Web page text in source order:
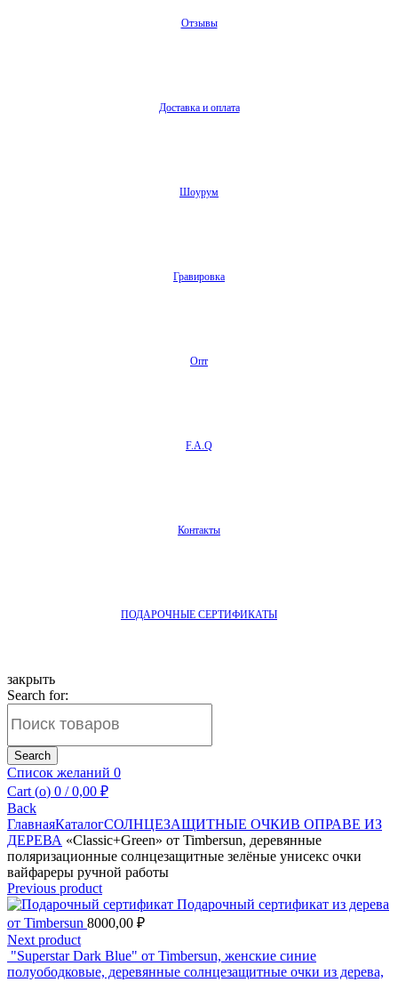
Отзывы
Доставка и оплата
Шоурум
Гравировка
Опт
F.A.Q
Контакты
ПОДАРОЧНЫЕ СЕРТИФИКАТЫ
закрыть
Search for:
Search
Список желаний 0
Cart (o) 0 / 0,00 ₽
Back
ГлавнаяКаталогСОЛНЦЕЗАЩИТНЫЕ ОЧКИВ ОПРАВЕ ИЗ
ДЕРЕВА «Classic+Green» от Timbersun, деревянные
поляризационные солнцезащитные зелёные унисекс очки
вайфареры ручной работы
Previous product
Подарочный сертификат из дерева
от Timbersun 8000,00 ₽
Next product
"Superstar Dark Blue" от Timbersun, женские синие
полуободковые, деревянные солнцезащитные очки из дерева,